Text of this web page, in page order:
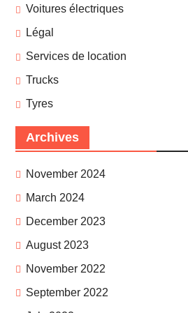
Voitures électriques
Légal
Services de location
Trucks
Tyres
Archives
November 2024
March 2024
December 2023
August 2023
November 2022
September 2022